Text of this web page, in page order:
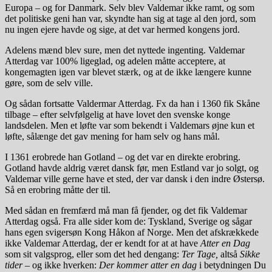
Europa – og for Danmark. Selv blev Valdemar ikke ramt, og som
det politiske geni han var, skyndte han sig at tage al den jord, som
nu ingen ejere havde og sige, at det var hermed kongens jord.
Adelens mænd blev sure, men det nyttede ingenting. Valdemar
Atterdag var 100% ligeglad, og adelen måtte acceptere, at
kongemagten igen var blevet stærk, og at de ikke længere kunne
gøre, som de selv ville.
Og sådan fortsatte Valdermar Atterdag. Fx da han i 1360 fik Skåne
tilbage – efter selvfølgelig at have lovet den svenske konge
landsdelen. Men et løfte var som bekendt i Valdemars øjne kun et
løfte, sålænge det gav mening for ham selv og hans mål.
I 1361 erobrede han Gotland – og det var en direkte erobring.
Gotland havde aldrig været dansk før, men Estland var jo solgt, og
Valdemar ville gerne have et sted, der var dansk i den indre Østersø.
Så en erobring måtte der til.
Med sådan en fremfærd må man få fjender, og det fik Valdemar
Atterdag også. Fra alle sider kom de: Tyskland, Sverige og sågar
hans egen svigersøn Kong Håkon af Norge. Men det afskrækkede
ikke Valdemar Atterdag, der er kendt for at at have Atter en Dag
som sit valgsprog, eller som det hed dengang: Ter Tage, altså Sikke
tider– og ikke hverken: Der kommer atter en dag i betydningen Du